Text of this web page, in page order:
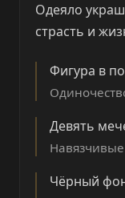
Одеяло
страсть и
Фигура в
Девять
Навязчивые
Чёрный